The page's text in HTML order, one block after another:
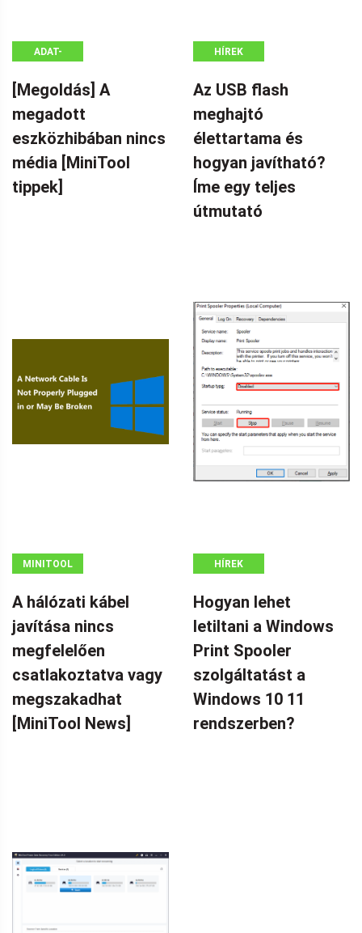
ADAT-
TIPPEK
[Megoldás] A
megadott
eszközhibában nincs
média [MiniTool
tippek]
HÍREK
Az USB flash
meghajtó
élettartama és
hogyan javítható?
Íme egy teljes
útmutató
MINITOOL
A hálózati kábel
javítása nincs
megfelelően
csatlakoztatva vagy
megszakadhat
[MiniTool News]
HÍREK
Hogyan lehet
letiltani a Windows
Print Spooler
szolgáltatást a
Windows 10 11
rendszerben?